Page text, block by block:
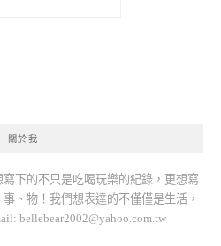
關於我
下的不只是吃喝玩樂的紀錄，更想寫
、物！我們想表達的不僅僅是生活，
bellebear2002@yahoo.com.tw